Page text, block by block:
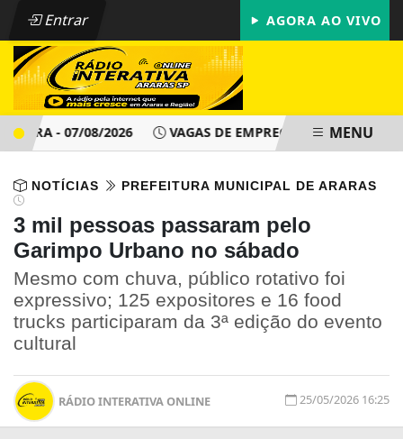
Entrar AGORA AO VIVO
- 07/08/2026 VAGAS DE EMPREGO - PAT ARARAS SP -
MENU
NOTÍCIAS PREFEITURA MUNICIPAL DE ARARAS
3 mil pessoas passaram pelo
Garimpo Urbano no sábado
Mesmo com chuva, público rotativo foi
expressivo; 125 expositores e 16 food
trucks participaram da 3ª edição do evento
cultural
RÁDIO INTERATIVA ONLINE 25/05/2026 16:25